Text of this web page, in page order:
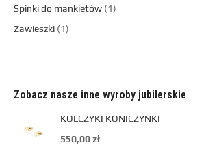
Spinki do mankietów 1
Zawieszki 1
Zobacz nasze inne wyroby jubilerskie
KOLCZYKI KONICZYNKI
550,00zł